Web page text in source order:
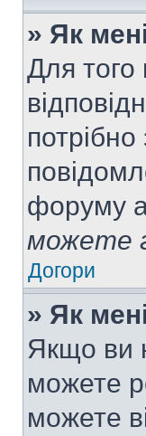
» Як
Для того
форуму
можете
Догори
» Як
Якщо ви
можете
можете